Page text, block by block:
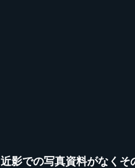
近影での写真資料がなく